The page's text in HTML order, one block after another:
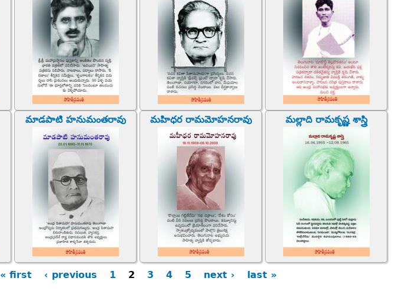
మాడపాటి హనుమంతరావు మహిధర రామమోహనరావు మల్లాది రామకృష్ణ శాస్త్రి
« first ‹ previous 1 2 3 4 5 next › last »